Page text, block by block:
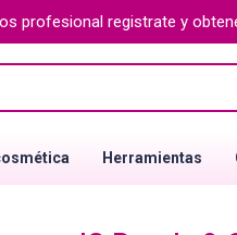
profesional registrate y
Herramientas